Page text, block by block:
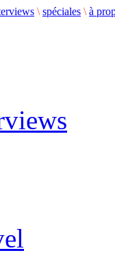
\ spéciales \ à